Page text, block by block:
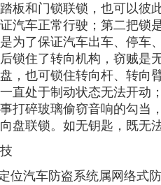
板和门锁联锁，也可以彼
汽车正常行驶；第二把锁
为了保证汽车出车、停车
锁住了转向机构，窃贼是
，也可锁住转向杆、转向
直处于制动状态无法开动
打碎玻璃偷窃音响的勾当
盘联锁。如无钥匙，既无
汽车防盗系统属网络式